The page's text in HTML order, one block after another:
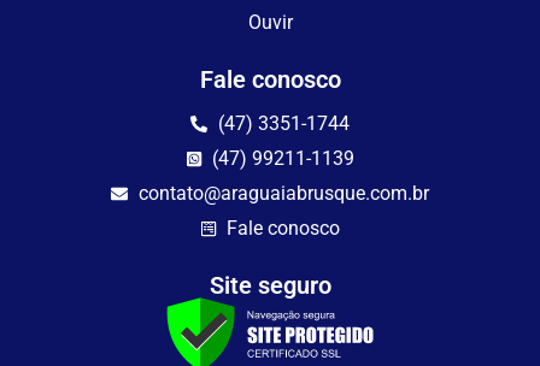
Ouvir
Fale conosco
(47) 3351-1744
(47) 99211-1139
contato@araguaiabrusque.com.br
Fale conosco
Site seguro